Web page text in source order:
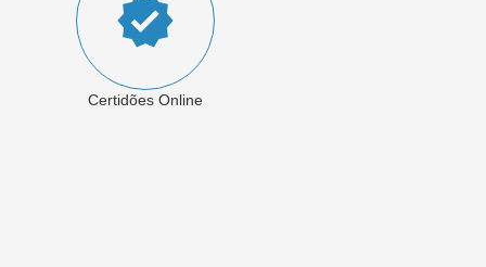
Certidões Online